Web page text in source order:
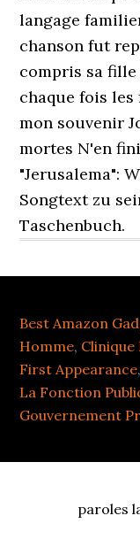
Best Amazon
Homme, Clinique
First Appearance,
La Fonction
Gouvernement
paroles